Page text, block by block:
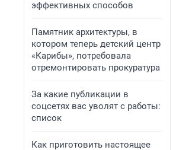
эффективных способов
Памятник архитектуры, в
котором теперь детский центр
«Карибы», потребовала
отремонтировать прокуратура
За какие публикации в
соцсетях вас уволят с работы:
список
Как приготовить настоящее